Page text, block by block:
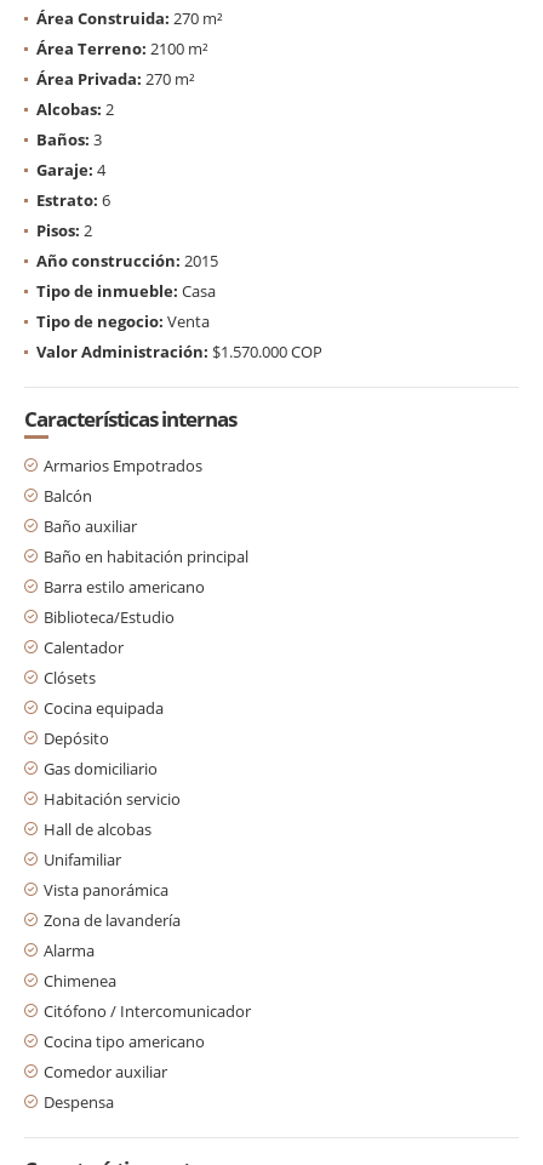
Área Construida: 270 m²
Área Terreno: 2100 m²
Área Privada: 270 m²
Alcobas: 2
Baños: 3
Garaje: 4
Estrato: 6
Pisos: 2
Año construcción: 2015
Tipo de inmueble: Casa
Tipo de negocio: Venta
Valor Administración: $1.570.000 COP
Características internas
Armarios Empotrados
Balcón
Baño auxiliar
Baño en habitación principal
Barra estilo americano
Biblioteca/Estudio
Calentador
Clósets
Cocina equipada
Depósito
Gas domiciliario
Habitación servicio
Hall de alcobas
Unifamiliar
Vista panorámica
Zona de lavandería
Alarma
Chimenea
Citófono / Intercomunicador
Cocina tipo americano
Comedor auxiliar
Despensa